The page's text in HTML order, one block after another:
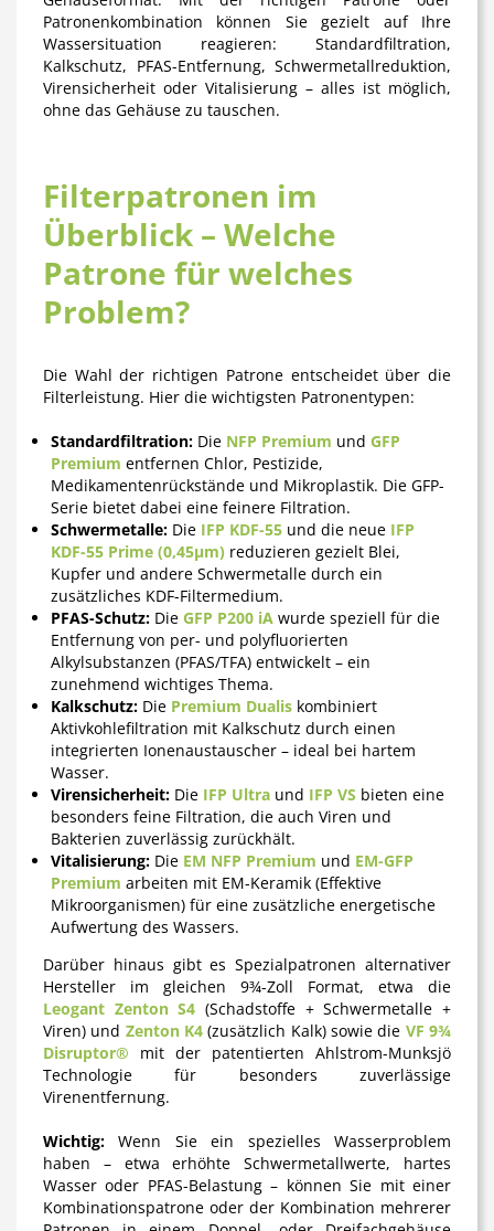
Patronenkombination können Sie gezielt auf Ihre
Wassersituation reagieren: Standardfiltration,
Kalkschutz, PFAS-Entfernung, Schwermetallreduktion,
Virensicherheit oder Vitalisierung – alles ist möglich,
ohne das Gehäuse zu tauschen.
Filterpatronen im
Überblick – Welche
Patrone für welches
Problem?
Die Wahl der richtigen Patrone entscheidet über die
Filterleistung. Hier die wichtigsten Patronentypen:
Standardfiltration: Die NFP Premium undGFP
Premium entfernen Chlor, Pestizide,
Medikamentenrückstände und Mikroplastik. Die GFP-
Serie bietet dabei eine feinere Filtration.
Schwermetalle: Die IFP KDF-55 und die neue IFP
KDF-55 Prime (0,45µm) reduzieren gezielt Blei,
Kupfer und andere Schwermetalle durch ein
zusätzliches KDF-Filtermedium.
PFAS-Schutz: DieGFP P200 iA wurde speziell für die
Entfernung von per- und polyfluorierten
Alkylsubstanzen (PFAS/TFA) entwickelt – ein
zunehmend wichtiges Thema.
Kalkschutz: Die Premium Dualis kombiniert
Aktivkohlefiltration mit Kalkschutz durch einen
integrierten Ionenaustauscher – ideal bei hartem
Wasser.
Virensicherheit: Die IFP Ultra und IFP VS bieten eine
besonders feine Filtration, die auch Viren und
Bakterien zuverlässig zurückhält.
Vitalisierung: Die EM NFP Premium und EM-GFP
Premium arbeiten mit EM-Keramik (Effektive
Mikroorganismen) für eine zusätzliche energetische
Aufwertung des Wassers.
Darüber hinaus gibt es Spezialpatronen alternativer
Hersteller im gleichen 9¾-Zoll Format, etwa die
Leogant Zenton S4 (Schadstoffe + Schwermetalle +
Viren) und Zenton K4 (zusätzlich Kalk) sowie die VF 9¾
Disruptor® mit der patentierten Ahlstrom-Munksjö
Technologie für besonders zuverlässige
Virenentfernung.
Wichtig: Wenn Sie ein spezielles Wasserproblem
haben – etwa erhöhte Schwermetallwerte, hartes
Wasser oder PFAS-Belastung – können Sie mit einer
Kombinationspatrone oder der Kombination mehrerer